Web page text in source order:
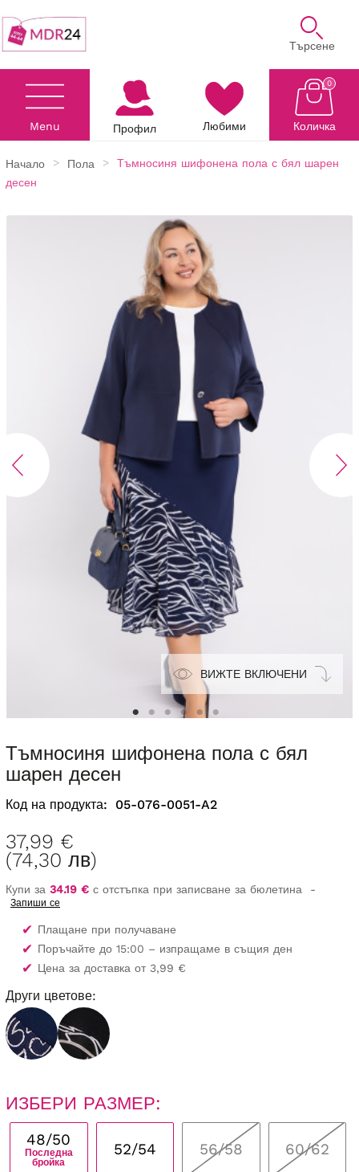
Търсене
Menu Профил Любими Количка
0
Начало Пола
Тъмносиня шифонена пола с бял шарен
десен
ВИЖТЕ ВКЛЮЧЕНИ
Тъмносиня шифонена пола с бял
шарен десен
Код на продукта: 05-076-0051-A2
37,99 €
(74,30 лв)
Купи за 34.19 € с отстъпка при записване за бюлетина -
Запиши се
✔ Плащане при получаване
✔ Поръчайте до 15:00 – изпращаме в същия ден
✔ Цена за доставка от 3,99 €
Други цветове:
ИЗБЕРИ РАЗМЕР:
48/50
Последна
бройка
52/54 56/58 60/62